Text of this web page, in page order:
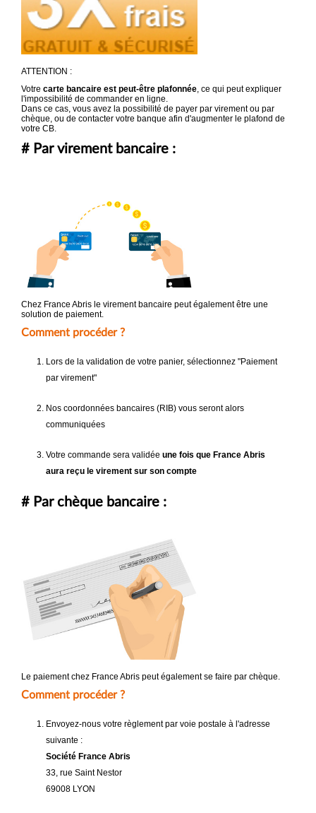
ATTENTION :
Votre carte bancaire est peut-être plafonnée , ce qui peut expliquer
l'impossibilité de commander en ligne.
Dans ce cas, vous avez la possibilité de payer par virement ou par
chèque, ou de contacter votre banque afin d'augmenter le plafond de
votre CB.
# Par virement bancaire :
Chez France Abris le virement bancaire peut également être une
solution de paiement.
Comment procéder ?
Lors de la validation de votre panier, sélectionnez "Paiement
par virement"
Nos coordonnées bancaires (RIB) vous seront alors
communiquées
Votre commande sera validée une fois que France Abris
aura reçu le virement sur son compte
# Par chèque bancaire :
Le paiement chez France Abris peut également se faire par chèque.
Comment procéder ?
Envoyez-nous votre règlement par voie postale à l'adresse
suivante :
Société France Abris
33, rue Saint Nestor
69008 LYON